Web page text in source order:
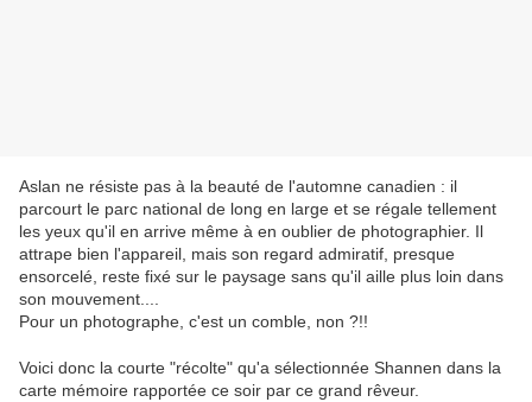
Aslan ne résiste pas à la beauté de l'automne canadien : il
parcourt le parc national de long en large et se régale tellement
les yeux qu'il en arrive même à en oublier de photographier. Il
attrape bien l'appareil, mais son regard admiratif, presque
ensorcelé, reste fixé sur le paysage sans qu'il aille plus loin dans
son mouvement....
Pour un photographe, c'est un comble, non ?!!
Voici donc la courte "récolte" qu'a sélectionnée Shannen dans la
carte mémoire rapportée ce soir par ce grand rêveur.